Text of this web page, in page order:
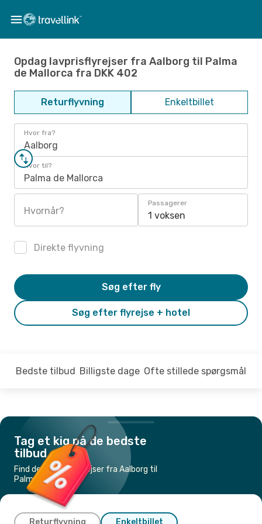
Opdag lavprisflyrejser fra Aalborg til Palma
de Mallorca fra DKK 402
Returflyvning Enkeltbillet
Hvor fra?
Aalborg
Hvor til?
Palma de Mallorca
Hvornår?
Passagerer
1 voksen
Direkte flyvning
Søg efter flyrejse + hotel
Søg efter fly
Bedste tilbud Billigste dage Ofte stillede spørgsmål
Tag et kig på de bedste
tilbud
Find de billigste flyrejser fra Aalborg til
Palma de Mallorca
Returflyvning Enkeltbillet